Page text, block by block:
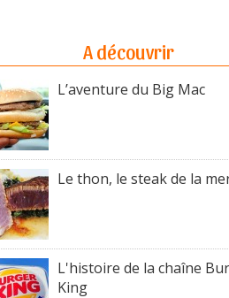
A découvrir
L’aventure du Big Mac
Le thon, le steak de la
L'histoire de la chaîne
King